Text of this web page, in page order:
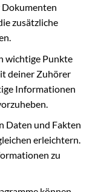
Dokumenten
zusätzliche
wichtige Punkte
deiner Zuhörer
Informationen
Daten und Fakten
erleichtern.
zu